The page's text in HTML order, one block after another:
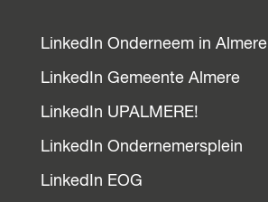
LinkedIn Onderneem in Almere
LinkedIn Gemeente Almere
LinkedIn UPALMERE!
LinkedIn Ondernemersplein
LinkedIn EOG